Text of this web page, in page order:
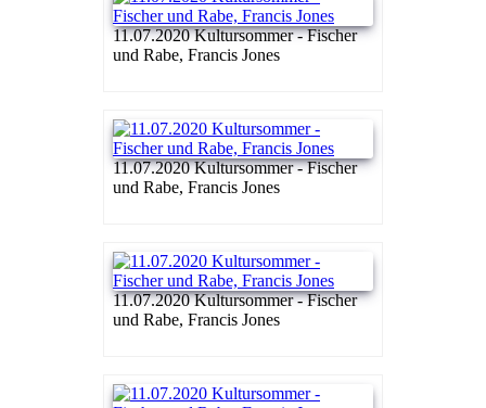
11.07.2020 Kultursommer - Fischer
und Rabe, Francis Jones
11.07.2020 Kultursommer - Fischer
und Rabe, Francis Jones
11.07.2020 Kultursommer - Fischer
und Rabe, Francis Jones